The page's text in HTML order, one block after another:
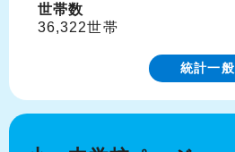
統計一般
世帯数
36,322世帯